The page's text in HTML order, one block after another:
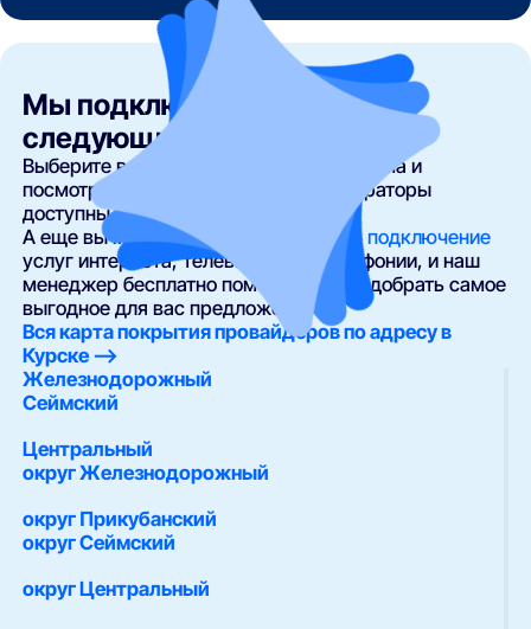
Мы подключаем интернет в
следующих районах
Выберите ваш район, улицу и номер дома и
посмотрите, какие провайдеры и операторы
доступны по вашему адресу.
А еще вы можетеоставить заявку на подключение
услуг интернета, телевидения и телефонии, и наш
менеджер бесплатно поможет вам подобрать самое
выгодное для вас предложение.
Вся карта покрытия провайдеров по адресу в
Курске —>
Железнодорожный
Сеймский
Центральный
округ Железнодорожный
округ Прикубанский
округ Сеймский
округ Центральный